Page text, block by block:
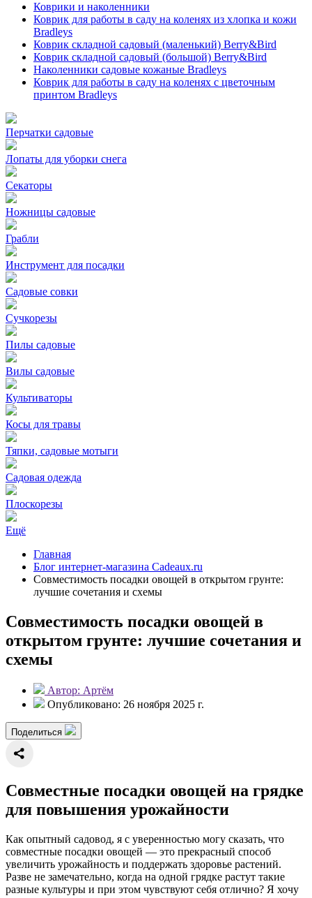
Коврики и наколенники
Коврик для работы в саду на коленях из хлопка и кожи
Bradleys
Коврик складной садовый (маленький) Berry&Bird
Коврик складной садовый (большой) Berry&Bird
Наколенники садовые кожаные Bradleys
Коврик для работы в саду на коленях с цветочным
принтом Bradleys
Перчатки садовые
Лопаты для уборки снега
Секаторы
Ножницы садовые
Грабли
Инструмент для посадки
Садовые совки
Сучкорезы
Пилы садовые
Вилы садовые
Культиваторы
Косы для травы
Тяпки, садовые мотыги
Садовая одежда
Плоскорезы
Ещё
Главная
Блог интернет-магазина Cadeaux.ru
Совместимость посадки овощей в открытом грунте:
лучшие сочетания и схемы
Совместимость посадки овощей в
открытом грунте: лучшие сочетания и
схемы
Автор: Артём
Опубликовано: 26 ноября 2025 г.
Поделиться
Совместные посадки овощей на грядке
для повышения урожайности
Как опытный садовод, я с уверенностью могу сказать, что
совместные посадки овощей — это прекрасный способ
увеличить урожайность и поддержать здоровье растений.
Разве не замечательно, когда на одной грядке растут такие
разные культуры и при этом чувствуют себя отлично? Я хочу